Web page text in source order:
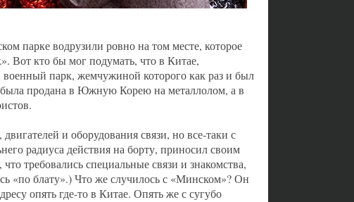
парке водрузили ровно на том месте, которое
Вот кто бы мог подумать, что в Китае,
парк, жемчужиной которого как раз и был
продана в Южную Корею на металлолом, а в
и оборудования связи, но все-таки с
радиуса действия на борту, приносил своим
требовались специальные связи и знакомства,
«по блату».) Что же случилось с «Минском»? Он
опять где-то в Китае. Опять же с сугубо